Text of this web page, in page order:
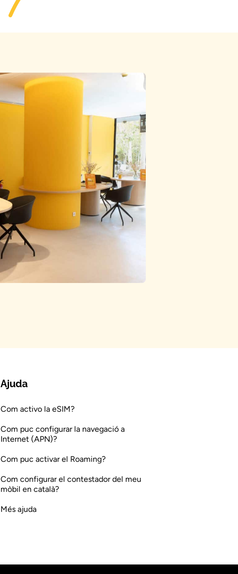
Ajuda
Com activo la eSIM?
Com puc configurar la navegació a
Internet (APN)?
Com puc activar el Roaming?
Com configurar el contestador del meu
mòbil en català?
Més ajuda